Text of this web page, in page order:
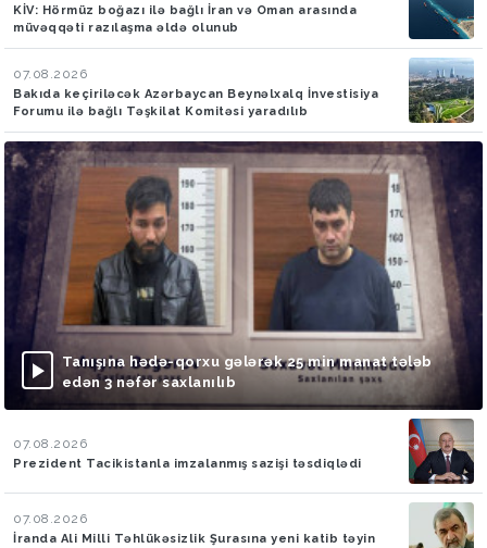
KİV: Hörmüz boğazı ilə bağlı İran və Oman arasında
müvəqqəti razılaşma əldə olunub
07.08.2026
Bakıda keçiriləcək Azərbaycan Beynəlxalq İnvestisiya
Forumu ilə bağlı Təşkilat Komitəsi yaradılıb
Tanışına hədə-qorxu gələrək 25 min manat tələb
edən 3 nəfər saxlanılıb
07.08.2026
Prezident Tacikistanla imzalanmış sazişi təsdiqlədi
07.08.2026
İranda Ali Milli Təhlükəsizlik Şurasına yeni katib təyin